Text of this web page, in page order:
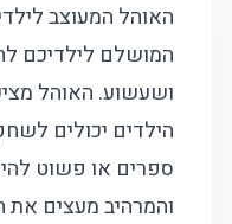
האוהל המעוצב
המושלם לילדיכם
ושעשוע. האוהל
הילדים יכולים
ספרים או פשוט
והמרהיב מעצים את